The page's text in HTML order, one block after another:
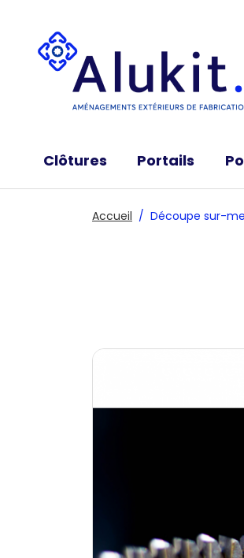
Clôtures
Modèles de clôtures
Produits de clôtures au détail
Portails
Portails battants
Portails
Accueil Découpe sur-